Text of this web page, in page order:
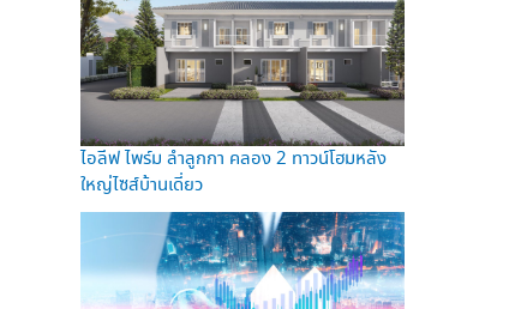
ไอลีฟ ไพร์ม ลำลูกกา คลอง 2 ทาวน์โฮมหลัง
ใหญ่ไซส์บ้านเดี่ยว